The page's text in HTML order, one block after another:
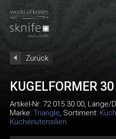
Zurück
KUGELFORMER
Artikel-Nr: 72 015 30 00, Länge/
Marke: Triangle, Sortiment:
Küchenutensilien